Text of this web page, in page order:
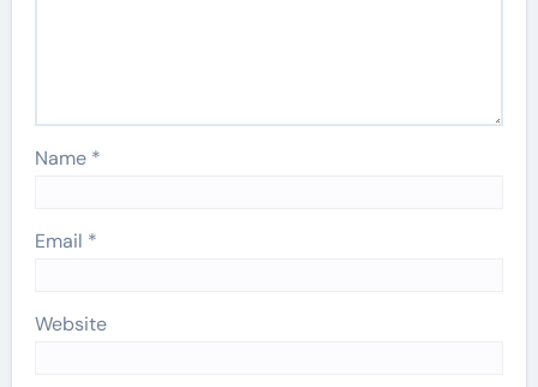
Name *
Email *
Website